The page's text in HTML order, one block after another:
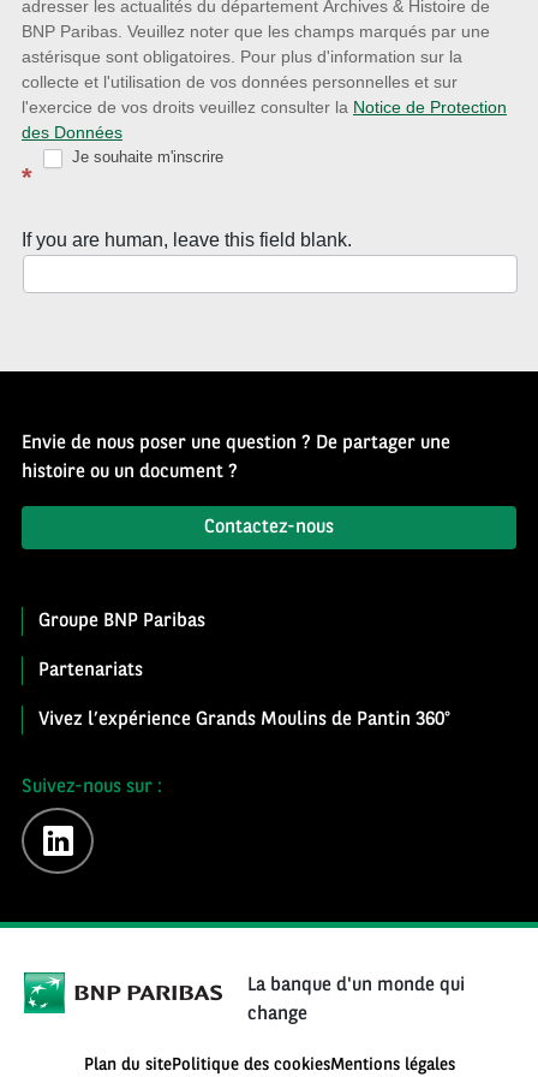
la
Newsletter
Source
d’Histoire
adresser les actualités du département Archives & Histoire de
BNP Paribas. Veuillez noter que les champs marqués par une
astérisque sont obligatoires. Pour plus d'information sur la
collecte et l'utilisation de vos données personnelles et sur
l'exercice de vos droits veuillez consulter la Notice de Protection
des Données
*
Je souhaite m'inscrire
If you are human, leave this field blank.
Envie de nous poser une question ? De partager une
histoire ou un document ?
Contactez-nous
Groupe BNP Paribas
Partenariats
Vivez l’expérience Grands Moulins de Pantin 360°
Suivez-nous sur :
linkedin
La banque d'un monde qui
change
Plan du sitePolitique des cookiesMentions légales